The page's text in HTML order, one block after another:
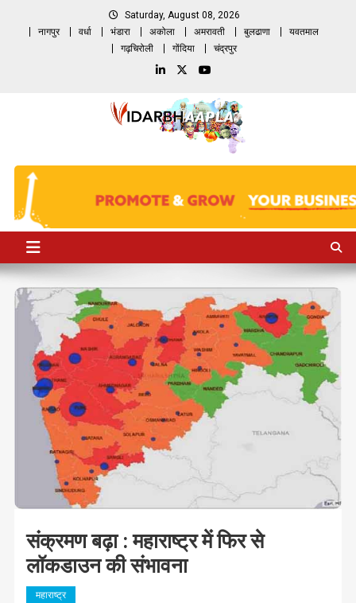
Saturday, August 08, 2026
नागपुर
वर्धा भंडारा अकोला अमरावती बुलढाणा
यवतमाल
गढ़चिरोली
गोंदिया चंद्रपुर
संक्रमण बढ़ा : महाराष्ट्र में फिर से
लॉकडाउन की संभावना
महाराष्ट्र